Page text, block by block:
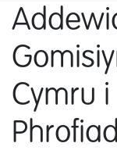
Cymru